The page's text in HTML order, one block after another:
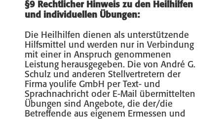
‍§9 Rechtlicher Hinweis zu den Heilhilfen
und individuellen Übungen:
Die Heilhilfen dienen als unterstützende
Hilfsmittel und werden nur in Verbindung
mit einer in Anspruch genommenen
Leistung herausgegeben. Die von André G.
Schulz und anderen Stellvertretern der
Firma youlife GmbH per Text- und
Sprachnachricht oder E-Mail übermittelten
Übungen sind Angebote, die der/die
Betreffende aus eigenem Ermessen und